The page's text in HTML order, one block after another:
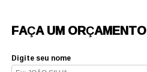
FAÇA UM ORÇAMENTO
Digite seu nome